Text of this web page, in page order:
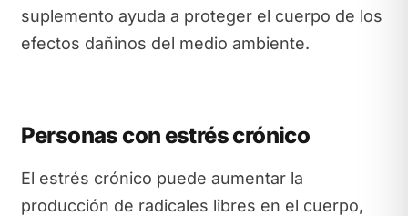
suplemento ayuda a proteger el cuerpo de los
efectos dañinos del medio ambiente.
Personas con estrés crónico
El estrés crónico puede aumentar la
producción de radicales libres en el cuerpo,